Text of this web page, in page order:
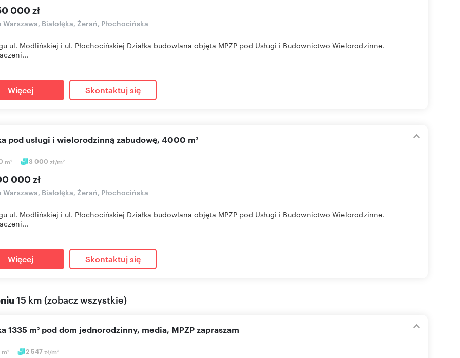
000 zł
Warszawa, Białołęka, Żerań, Płochocińska
ul. Modlińskiej i ul. Płochocińskiej Działka budowlana objęta MPZP pod Usługi i Budownictwo Wielorodzinne.
Więcej Skontaktuj się
m2 3 000 zł/m2
pod usługi i wielorodzinną zabudowę, 4000 m²
000 zł
Warszawa, Białołęka, Żerań, Płochocińska
ul. Modlińskiej i ul. Płochocińskiej Działka budowlana objęta MPZP pod Usługi i Budownictwo Wielorodzinne.
Więcej Skontaktuj się
15 km (zobacz wszystkie)
m2 2 547zł/m2
1335 m² pod dom jednorodzinny, media, MPZP zapraszam